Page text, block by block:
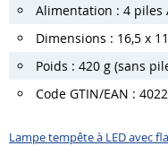
Alimentation : 4 piles
Dimensions : 16,5 x
Poids : 420 g (sans
Code GTIN/EAN :
Lampe tempête à LED avec